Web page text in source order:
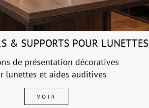
& SUPPORTS POUR LUNETTES
de présentation décoratives
lunettes et aides auditives
VOIR